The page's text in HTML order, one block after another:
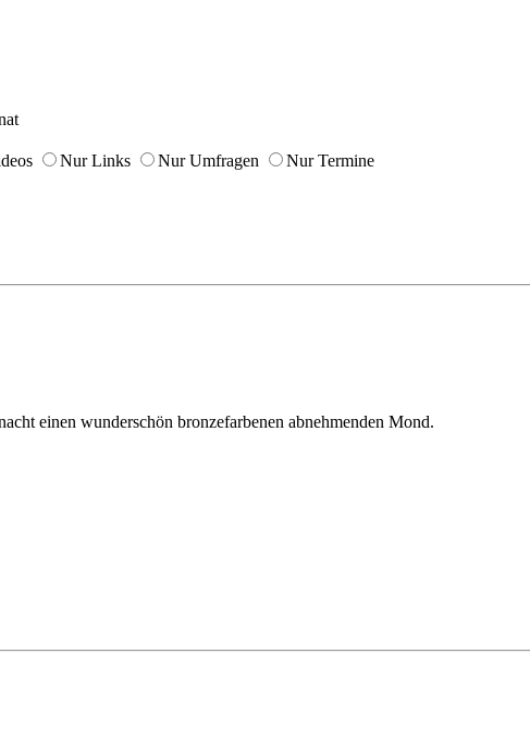
Nur Links Nur Umfragen
Nur Termine
einen wunderschön bronzefarbenen abnehmenden Mond.